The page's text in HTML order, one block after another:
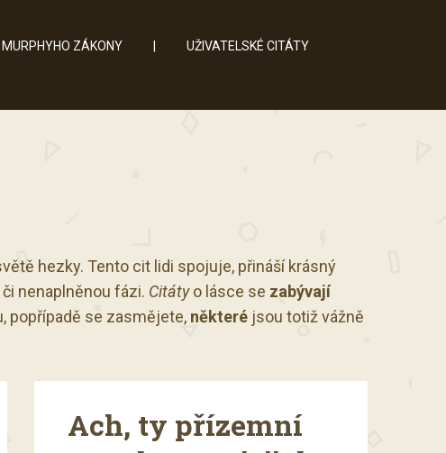
MURPHYHO ZÁKONY UŽIVATELSKÉ CITÁTY
hezky. Tento cit lidi spojuje, přináší krásný
nenaplněnou fázi. Citátyo lásce se zabývají
popřípadě se zasmějete, některé jsou totiž vážně
Ach, ty přízemní